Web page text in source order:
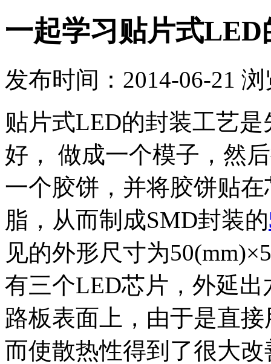
一起学习贴片式LED
发布时间：2014-06-21
贴片式LED的封装工艺
好， 做成一个模子，然
一个胶饼，并将胶饼贴
脂，从而制成SMD封装的
见的外形尺寸为
有三个LED芯片，外延
路板表面上，由于是直
而使散热性得到了很大